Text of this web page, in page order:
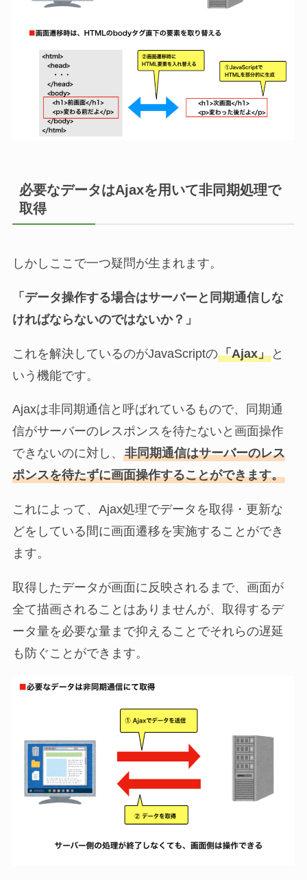
必要なデータはAjaxを用いて非同期処理で
取得
しかしここで一つ疑問が生まれます。
「データ操作する場合はサーバーと同期通信しな
ければならないのではないか？」
これを解決しているのがJavaScriptの「Ajax」と
いう機能です。
Ajaxは非同期通信と呼ばれているもので、同期通
信がサーバーのレスポンスを待たないと画面操作
できないのに対し、 非同期通信はサーバーのレス
ポンスを待たずに画面操作することができます。
これによって、Ajax処理でデータを取得・更新な
どをしている間に画面遷移を実施することができ
ます。
取得したデータが画面に反映されるまで、画面が
全て描画されることはありませんが、取得するデ
ータ量を必要な量まで抑えることでそれらの遅延
も防ぐことができます。